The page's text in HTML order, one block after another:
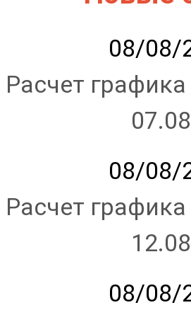
08/08/
Расчет
08/08/
Расчет
08/08/